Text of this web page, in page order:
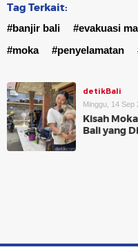
Tag Terkait:
#banjir bali #evakuasi
#moka
#penyelamatan
detikBali
Minggu, 14 Sep
Kisah
Bali yang